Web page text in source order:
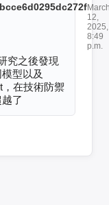
12,
2025,
8:49
p.m.
究之後發現
型以及
，在技術防禦
了